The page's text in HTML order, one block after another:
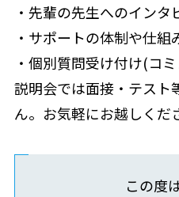
・先輩の先生へのイン
・サポートの体制や仕
・個別質問受け付け(コ
説明会では面接・テスト
ん。お気軽にお越しくだ
この度